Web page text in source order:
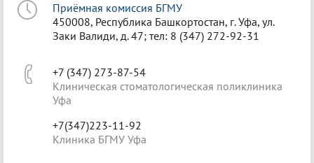
Приёмная комиссия БГМУ
450008, Республика Башкортостан, г. Уфа, ул.
Заки Валиди, д. 47; тел: 8 (347) 272-92-31
+7 (347) 273-87-54
Клиническая стоматологическая поликлиника
Уфа
+7(347)223-11-92
Клиника БГМУ Уфа